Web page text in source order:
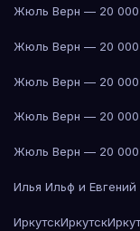
Жюль Верн — 20 000
Жюль Верн — 20 000
Жюль Верн — 20 000
Жюль Верн — 20 000
Жюль Верн — 20 000
Илья Ильф и
ИркутскИркутск